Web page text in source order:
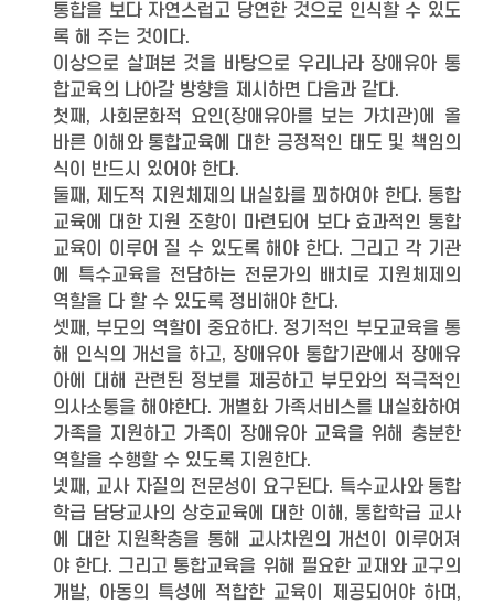
통합을 보다 자연스럽고 당연한 것으로 인식할 수 있도
록 해 주는 것이다.
이상으로 살펴본 것을 바탕으로 우리나라 장애유아 통
합교육의 나아갈 방향을 제시하면 다음과 같다.
첫째, 사회문화적 요인(장애유아를 보는 가치관)에 올
바른 이해와 통합교육에 대한 긍정적인 태도 및 책임의
식이 반드시 있어야 한다.
둘째, 제도적 지원체제의 내실화를 꾀하여야 한다. 통합
교육에 대한 지원 조항이 마련되어 보다 효과적인 통합
교육이 이루어 질 수 있도록 해야 한다. 그리고 각 기관
에 특수교육을 전담하는 전문가의 배치로 지원체제의
역할을 다 할 수 있도록 정비해야 한다.
셋째, 부모의 역할이 중요하다. 정기적인 부모교육을 통
해 인식의 개선을 하고, 장애유아 통합기관에서 장애유
아에 대해 관련된 정보를 제공하고 부모와의 적극적인
의사소통을 해야한다. 개별화 가족서비스를 내실화하여
가족을 지원하고 가족이 장애유아 교육을 위해 충분한
역할을 수행할 수 있도록 지원한다.
넷째, 교사 자질의 전문성이 요구된다. 특수교사와 통합
학급 담당교사의 상호교육에 대한 이해, 통합학급 교사
에 대한 지원확충을 통해 교사차원의 개선이 이루어져
야 한다. 그리고 통합교육을 위해 필요한 교재와 교구의
개발, 아동의 특성에 적합한 교육이 제공되어야 하며,